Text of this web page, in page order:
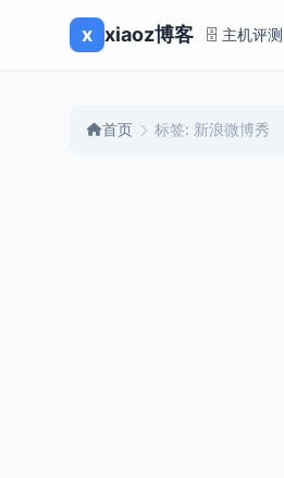
x xiaoz博客 🗄️ 主机评测
首页 标签: 新浪微博秀